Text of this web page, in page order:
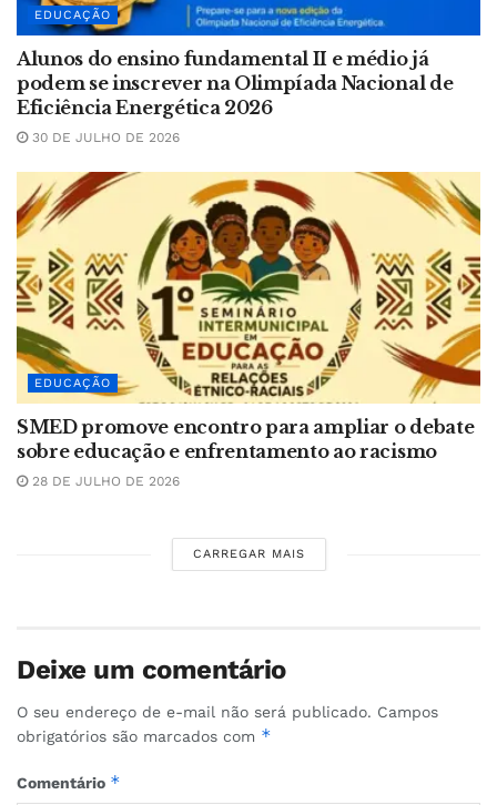
EDUCAÇÃO
Alunos do ensino fundamental II e médio já
podem se inscrever na Olimpíada Nacional de
Eficiência Energética 2026
30 DE JULHO DE 2026
EDUCAÇÃO
SMED promove encontro para ampliar o debate
sobre educação e enfrentamento ao racismo
28 DE JULHO DE 2026
CARREGAR MAIS
Deixe um comentário
O seu endereço de e-mail não será publicado. Campos
obrigatórios são marcados com *
Comentário *